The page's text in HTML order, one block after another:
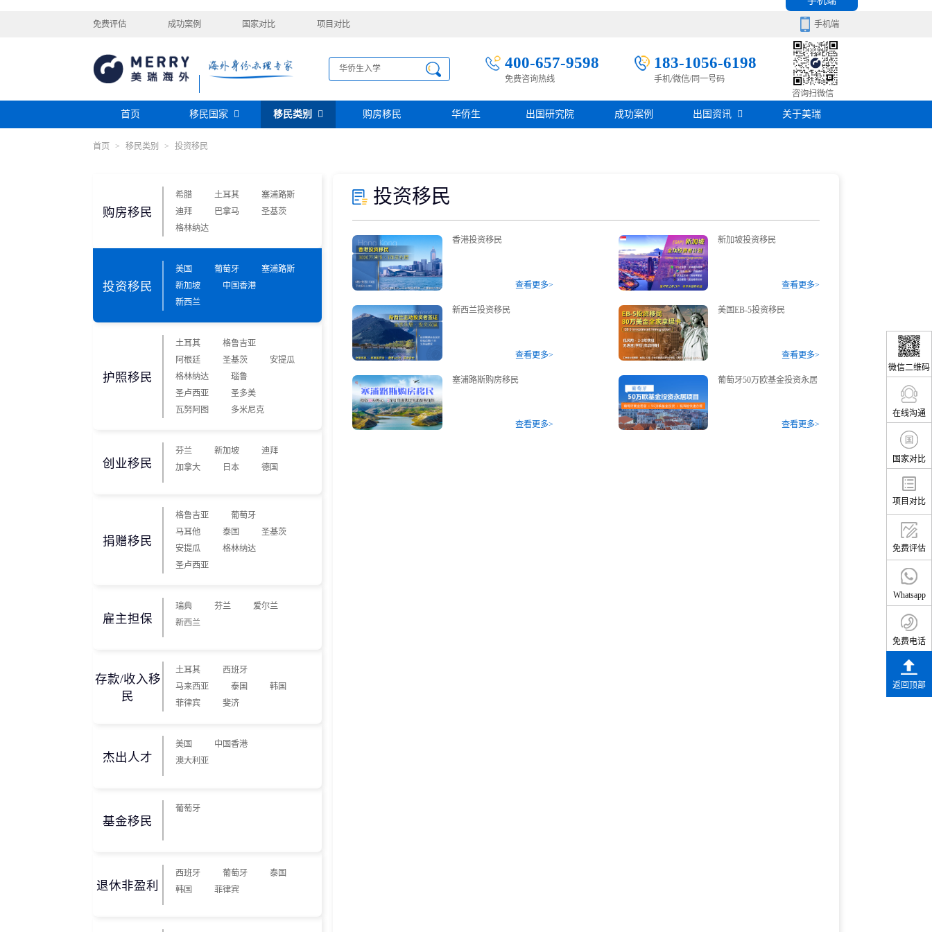
免费评估 成功案例 国家对比 项目对比 手机端
400-657-9598
免费咨询热线
183-1056-6198
手机/微信/同一号码
咨询扫微信
首页 移民国家
瑞典 芬兰 希腊 土耳其
格鲁吉亚
德国
澳大利亚 瑙鲁 新西兰 斐济
新加坡 迪拜 马来西亚
韩国
中国香港
菲律宾
圣多美 几内亚比绍
在线咨询
移民类别
购房移民
巴拿马购房移民
圣基茨投资购房护照
格林纳达投资购房护照
塞浦路斯购房移民
新西兰投资移民
美国EB-5投资移民
阿根廷护照入籍
土耳其存款护照
圣基茨投资购房护照
圣基茨捐款护照
格林纳达投资购房护照
德国法人签证
捐赠移民
葡萄牙捐赠移民
格鲁吉亚护照
圣基茨捐款护照
马耳他捐款投资护照
格林纳达捐款护照
圣卢西亚捐赠护照
雇主担保
新西兰雇主担保(绿名单)
新西兰雇主担保(六分制)
瑞典雇主担保移民
芬兰雇主担保移民
爱尔兰高管居留计划
存款/收入移民
西班牙远程工签
泰国DTV居留
土耳其存款护照
韩国存款投资移民
斐济存款退休移民
香港专才计划
香港优才计划
购房移民 华侨生 出国研究院 成功案例 出国资讯
移民百科
房产知识 关于美瑞
首页 > 移民类别 > 投资移民
购房移民
希腊 土耳其
塞浦路斯
迪拜
巴拿马
圣基茨
格林纳达
投资移民
美国 葡萄牙
塞浦路斯
新加坡
中国香港
新西兰
护照移民
土耳其
格鲁吉亚
阿根廷
圣基茨
安提瓜
格林纳达
瑙鲁
圣卢西亚
圣多美
瓦努阿图
多米尼克
创业移民
芬兰 新加坡
迪拜
加拿大
日本 德国
捐赠移民
格鲁吉亚
葡萄牙
马耳他
泰国
圣基茨
安提瓜
格林纳达
圣卢西亚
雇主担保
瑞典 芬兰
爱尔兰
新西兰
存款/收入移
民
土耳其
西班牙
马来西亚
泰国
韩国
菲律宾
斐济
杰出人才
美国
中国香港
澳大利亚
基金移民
葡萄牙
退休非盈利
西班牙 葡萄牙
泰国
韩国
菲律宾
投资移民
香港投资移民
查看更多>
新加坡投资移民
查看更多>
新西兰投资移民
查看更多>
美国EB-5投资移民
查看更多>
塞浦路斯购房移民
查看更多>
葡萄牙50万欧基金投资永居
查看更多>
微信二维码
在线沟通
国家对比
项目对比
免费评估
Whatsapp
免费电话
返回顶部